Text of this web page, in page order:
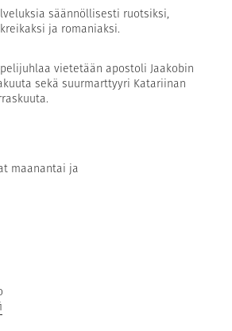
säännöllisesti ruotsiksi,
ja romaniaksi.
vietetään apostoli Jaakobin
sekä suurmarttyyri Katariinan
maanantai ja